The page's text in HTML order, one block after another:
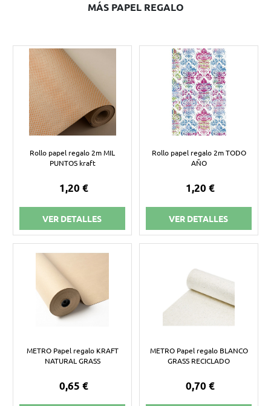
MÁS PAPEL REGALO
Rollo papel regalo 2m MIL
PUNTOS kraft
1,20 €
VER DETALLES
Rollo papel regalo 2m TODO
AÑO
1,20 €
VER DETALLES
METRO Papel regalo KRAFT
NATURAL GRASS
0,65 €
METRO Papel regalo BLANCO
GRASS RECICLADO
0,70 €